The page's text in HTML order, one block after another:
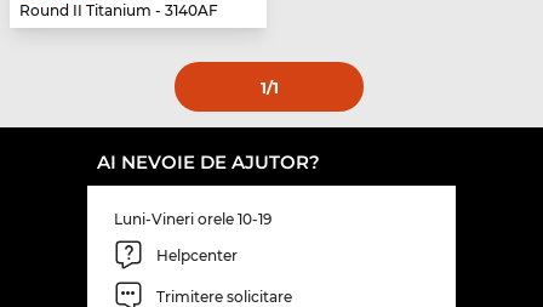
Round II Titanium - 3140AF
1/1
AI NEVOIE DE AJUTOR?
Luni-Vineri orele 10-19
Helpcenter
Trimitere solicitare